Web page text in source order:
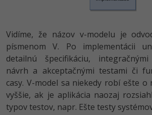
Vidíme, že názov v-modelu je
písmenom V. Po implementácii
detailnú špecifikáciu,
návrh a akceptačnými testami či
casy. V-model sa niekedy robí ešte
vyššie, ak je aplikácia naozaj
typov testov, napr. Ešte testy